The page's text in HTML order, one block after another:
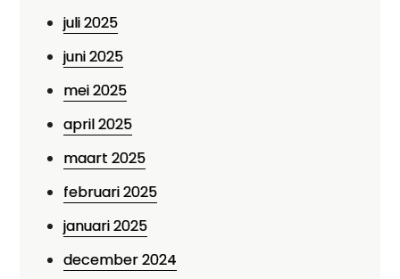
juli 2025
juni 2025
mei 2025
april 2025
maart 2025
februari 2025
januari 2025
december 2024